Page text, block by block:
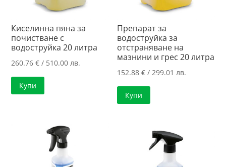
Киселинна пяна за
почистване с
водоструйка 20 литра
260.76€ / 510.00 лв.
Купи
Препарат за
водоструйка за
отстраняване на
мазнини и грес 20 литра
152.88€ / 299.01 лв.
Купи